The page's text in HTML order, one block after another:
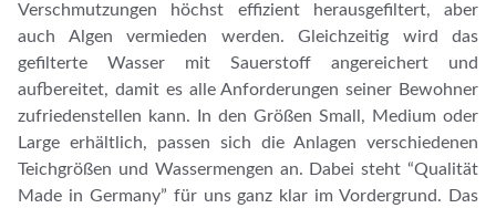
Verschmutzungen höchst effizient herausgefiltert, aber
auch Algen vermieden werden. Gleichzeitig wird das
gefilterte Wasser mit Sauerstoff angereichert und
aufbereitet, damit es alle Anforderungen seiner Bewohner
zufriedenstellen kann. In den Größen Small, Medium oder
Large erhältlich, passen sich die Anlagen verschiedenen
Teichgrößen und Wassermengen an. Dabei steht “Qualität
Made in Germany” für uns ganz klar im Vordergrund. Das